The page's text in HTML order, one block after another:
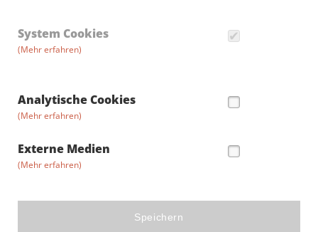
System Cookies
(Mehr erfahren)
Analytische Cookies
(Mehr erfahren)
Externe Medien
(Mehr erfahren)
Speichern
Stadt *